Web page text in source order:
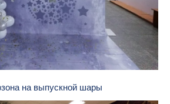
на выпускной шары